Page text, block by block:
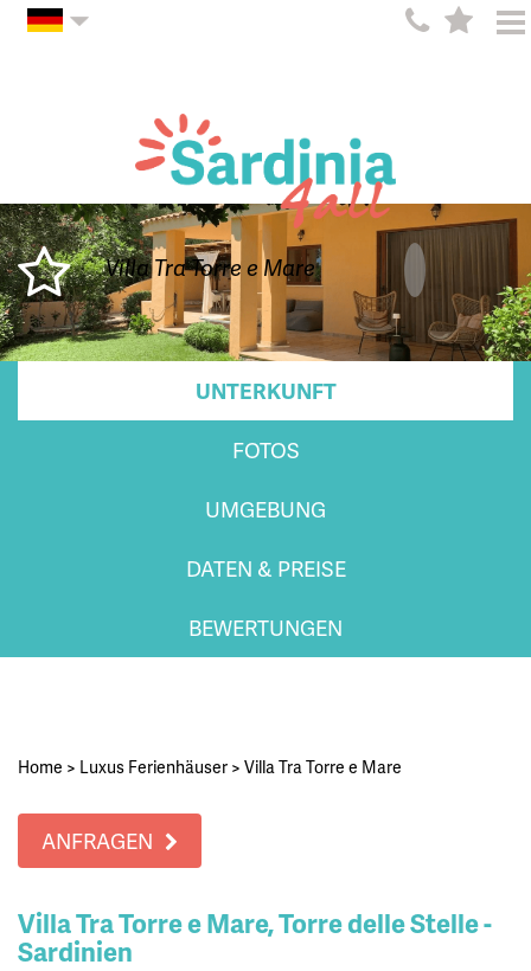
Villa Tra Torre e Mare
UNTERKUNFT
FOTOS
UMGEBUNG
DATEN & PREISE
BEWERTUNGEN
Home > Luxus Ferienhäuser > Villa Tra Torre e Mare
ANFRAGEN
Villa Tra Torre e Mare, Torre delle Stelle -
Sardinien